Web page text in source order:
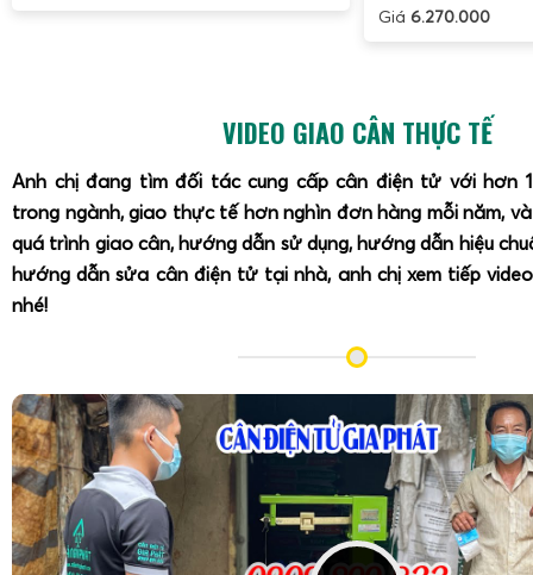
Giá6.270.000
VIDEO GIAO CÂN THỰC TẾ
Anh chị đang tìm đối tác cung cấp cân điện tử với hơn
trong ngành, giao thực tế hơn nghìn đơn hàng mỗi năm,
quá trình giao cân, hướng dẫn sử dụng, hướng dẫn hiệu
hướng dẫn sửa cân điện tử tại nhà, anh chị xem tiếp
nhé!